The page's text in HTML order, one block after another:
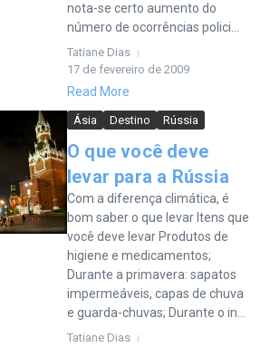
nota-se certo aumento do
número de ocorrências polici...
Tatiane Dias
17 de fevereiro de 2009
Read More
Ásia Destino Rússia
O que você deve
levar para a Rússia
Com a diferença climática, é
bom saber o que levar Itens que
você deve levar Produtos de
higiene e medicamentos;
Durante a primavera: sapatos
impermeáveis, capas de chuva
e guarda-chuvas; Durante o in...
Tatiane Dias